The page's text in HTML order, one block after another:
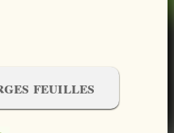
feuilles